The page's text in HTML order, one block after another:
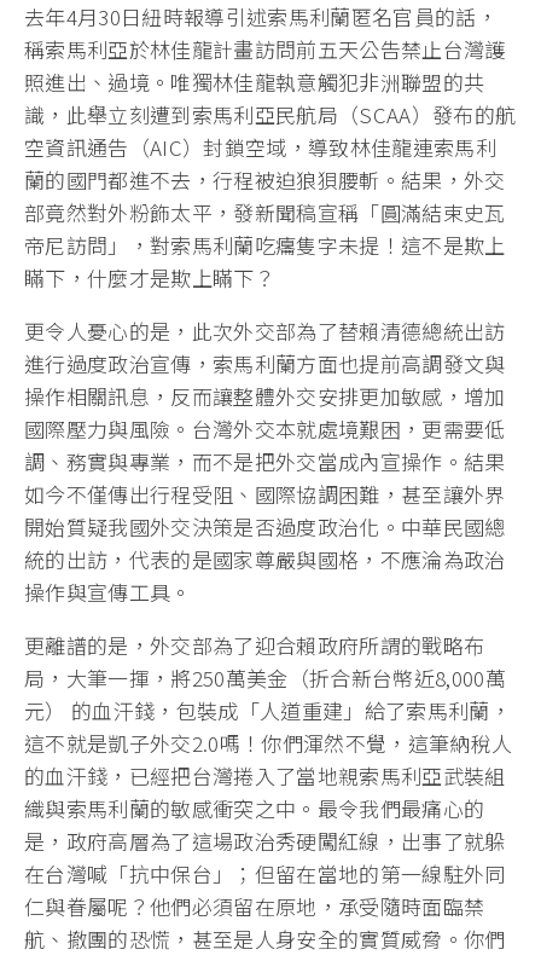
去年4月30日紐時報導引述索馬利蘭匿名官員的話，
稱索馬利亞於林佳龍計畫訪問前五天公告禁止台灣護
照進出、過境。唯獨林佳龍執意觸犯非洲聯盟的共
識，此舉立刻遭到索馬利亞民航局（SCAA）發布的航
空資訊通告（AIC）封鎖空域，導致林佳龍連索馬利
蘭的國門都進不去，行程被迫狼狽腰斬。結果，外交
部竟然對外粉飾太平，發新聞稿宣稱「圓滿結束史瓦
帝尼訪問」，對索馬利蘭吃癟隻字未提！這不是欺上
瞞下，什麼才是欺上瞞下？
更令人憂心的是，此次外交部為了替賴清德總統出訪
進行過度政治宣傳，索馬利蘭方面也提前高調發文與
操作相關訊息，反而讓整體外交安排更加敏感，增加
國際壓力與風險。台灣外交本就處境艱困，更需要低
調、務實與專業，而不是把外交當成內宣操作。結果
如今不僅傳出行程受阻、國際協調困難，甚至讓外界
開始質疑我國外交決策是否過度政治化。中華民國總
統的出訪，代表的是國家尊嚴與國格，不應淪為政治
操作與宣傳工具。
更離譜的是，外交部為了迎合賴政府所謂的戰略布
局，大筆一揮，將250萬美金（折合新台幣近8,000萬
元） 的血汗錢，包裝成「人道重建」給了索馬利蘭，
這不就是凱子外交2.0嗎！你們渾然不覺，這筆納稅人
的血汗錢，已經把台灣捲入了當地親索馬利亞武裝組
織與索馬利蘭的敏感衝突之中。最令我們最痛心的
是，政府高層為了這場政治秀硬闖紅線，出事了就躲
在台灣喊「抗中保台」；但留在當地的第一線駐外同
仁與眷屬呢？他們必須留在原地，承受隨時面臨禁
航、撤團的恐慌，甚至是人身安全的實質威脅。你們